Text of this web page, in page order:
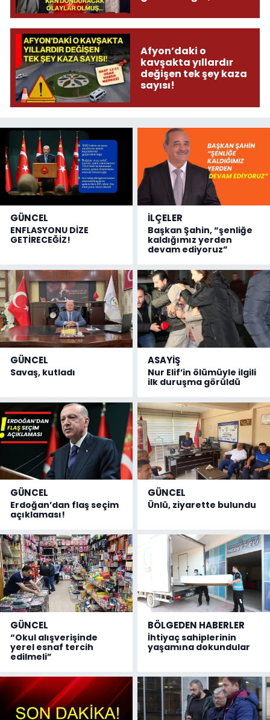
olmuş...
Afyon’daki o
kavşakta yıllardır
değişen tek şey kaza
sayısı!
GÜNCEL
ENFLASYONU DİZE
GETİRECEĞİZ!
İLÇELER
Başkan Şahin, “şenliğe
kaldığımız yerden
devam ediyoruz”
GÜNCEL
Savaş, kutladı
ASAYİŞ
Nur Elif’in ölümüyle ilgili
ilk duruşma görüldü
GÜNCEL
Erdoğan’dan flaş seçim
açıklaması!
GÜNCEL
Ünlü, ziyarette bulundu
GÜNCEL
“Okul alışverişinde
yerel esnaf tercih
edilmeli”
BÖLGEDEN HABERLER
İhtiyaç sahiplerinin
yaşamına dokundular